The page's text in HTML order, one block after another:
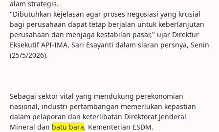
alam strategis.
"Dibutuhkan kejelasan agar proses negosiasi yang krusial
bagi perusahaan dapat tetap berjalan untuk keberlanjutan
perusahaan dan menjaga kestabilan pasar," ujar Direktur
Eksekutif API-IMA, Sari Esayanti dalam siaran persnya, Senin
(25/5/2026).
Sebagai sektor vital yang mendukung perekonomian
nasional, industri pertambangan memerlukan kepastian
dalam pelaporan dan keterlibatan Direktorat Jenderal
Mineral dan batu bara, Kementerian ESDM.